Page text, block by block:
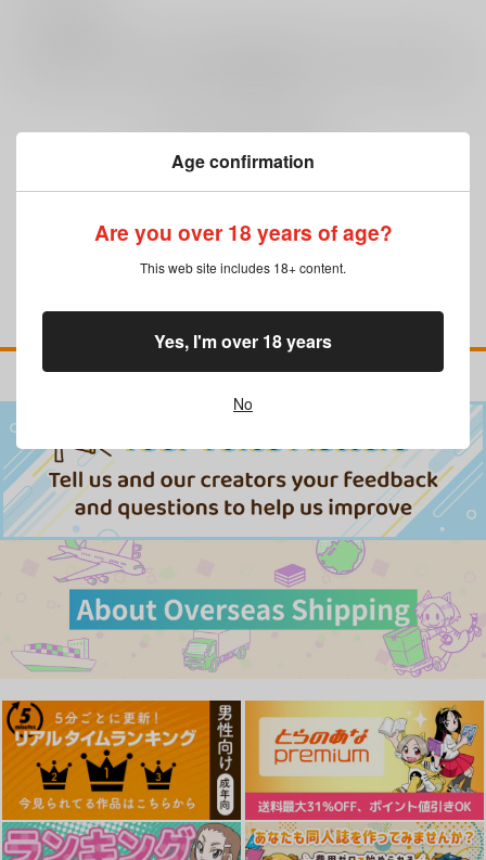
Age confirmation
Are you over 18 years of age?
This web site includes 18+ content.
No
Yes, I'm over 18 years